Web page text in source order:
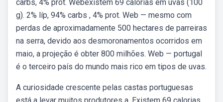
carbs, 4% prot. Webexistem 69 calorias em uvas (100
g). 2% líp, 94% carbs , 4% prot. Web — mesmo com
perdas de aproximadamente 500 hectares de parreiras
na serra, devido aos desmoronamentos ocorridos em
maio, a projeção é obter 800 milhões. Web — portugal
é o terceiro país do mundo mais rico em tipos de uvas.
A curiosidade crescente pelas castas portuguesas